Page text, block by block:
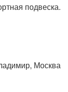
подвеска.
Москва